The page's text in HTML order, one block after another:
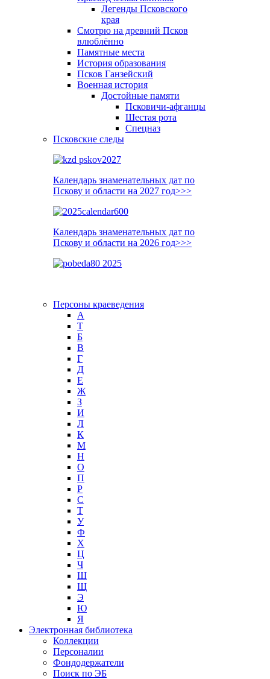
Легенды Псковского
края
Смотрю на древний Псков
влюблённо
Памятные места
История образования
Псков Ганзейский
Военная история
Достойные памяти
Псковичи-афганцы
Шестая рота
Спецназ
Псковские следы
Календарь знаменательных дат по
Пскову и области на 2027 год>>>
Календарь знаменательных дат по
Пскову и области на 2026 год>>>
Персоны краеведения
А
T
Б
В
Г
Д
Е
Ж
З
И
Л
К
М
Н
О
П
Р
С
Т
У
Ф
Х
Ц
Ч
Ш
Щ
Э
Ю
Я
Электронная библиотека
Коллекции
Персоналии
Фондодержатели
Поиск по ЭБ